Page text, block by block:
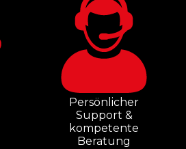
Persönlicher
Support &
kompetente
Beratung